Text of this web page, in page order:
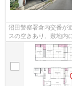
沼田警察署倉内交番が
スの空きあり。敷地内
検討ください。賃料10